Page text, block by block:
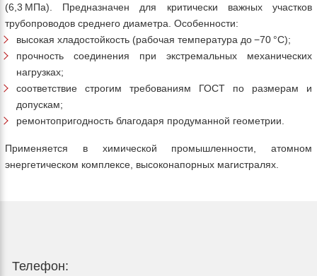
(6,3 МПа). Предназначен для критически важных участков
трубопроводов среднего диаметра. Особенности:
высокая хладостойкость (рабочая температура до −70 °C);
прочность соединения при экстремальных механических
нагрузках;
соответствие строгим требованиям ГОСТ по размерам и
допускам;
ремонтопригодность благодаря продуманной геометрии.
Применяется в химической промышленности, атомном
энергетическом комплексе, высоконапорных магистралях.
Телефон: